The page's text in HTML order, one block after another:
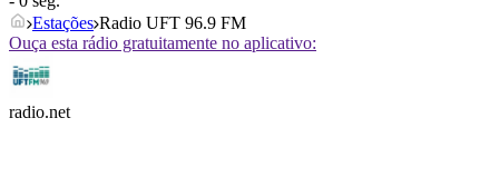
Estações Radio UFT 96.9 FM
Ouça esta rádio gratuitamente no aplicativo:
radio.net